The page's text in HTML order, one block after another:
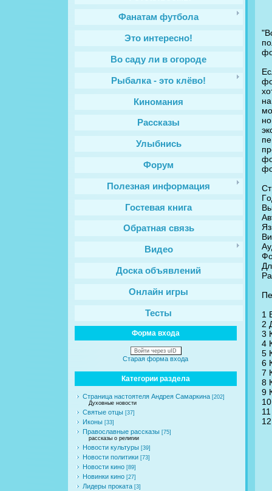
Фанатам футбола
Это интересно!
Во саду ли в огороде
Рыбалка - это клёво!
Киномания
Рассказы
Улыбнись
Форум
Полезная информация
Гостевая книга
Обратная связь
Видео
Доска объявлений
Онлайн игры
Тесты
Форма входа
Войти через uID
Старая форма входа
Категории раздела
Страница настоятеля Андрея Самаркина [202]
Духовные новости
Святые отцы [37]
Иконы [33]
Православные рассказы [75]
рассказы о религии
Новости культуры [39]
Новости политики [73]
Новости кино [89]
Новинки кино [27]
Лидеры проката [3]
1
2
3
4
5
6
7
8
9